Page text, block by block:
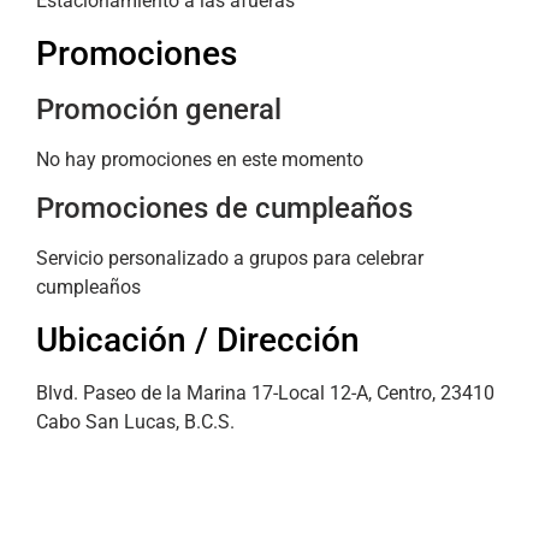
Promociones
Promoción general
No hay promociones en este momento
Promociones de cumpleaños
Servicio personalizado a grupos para celebrar
cumpleaños
Ubicación / Dirección
Blvd. Paseo de la Marina 17-Local 12-A, Centro, 23410
Cabo San Lucas, B.C.S.